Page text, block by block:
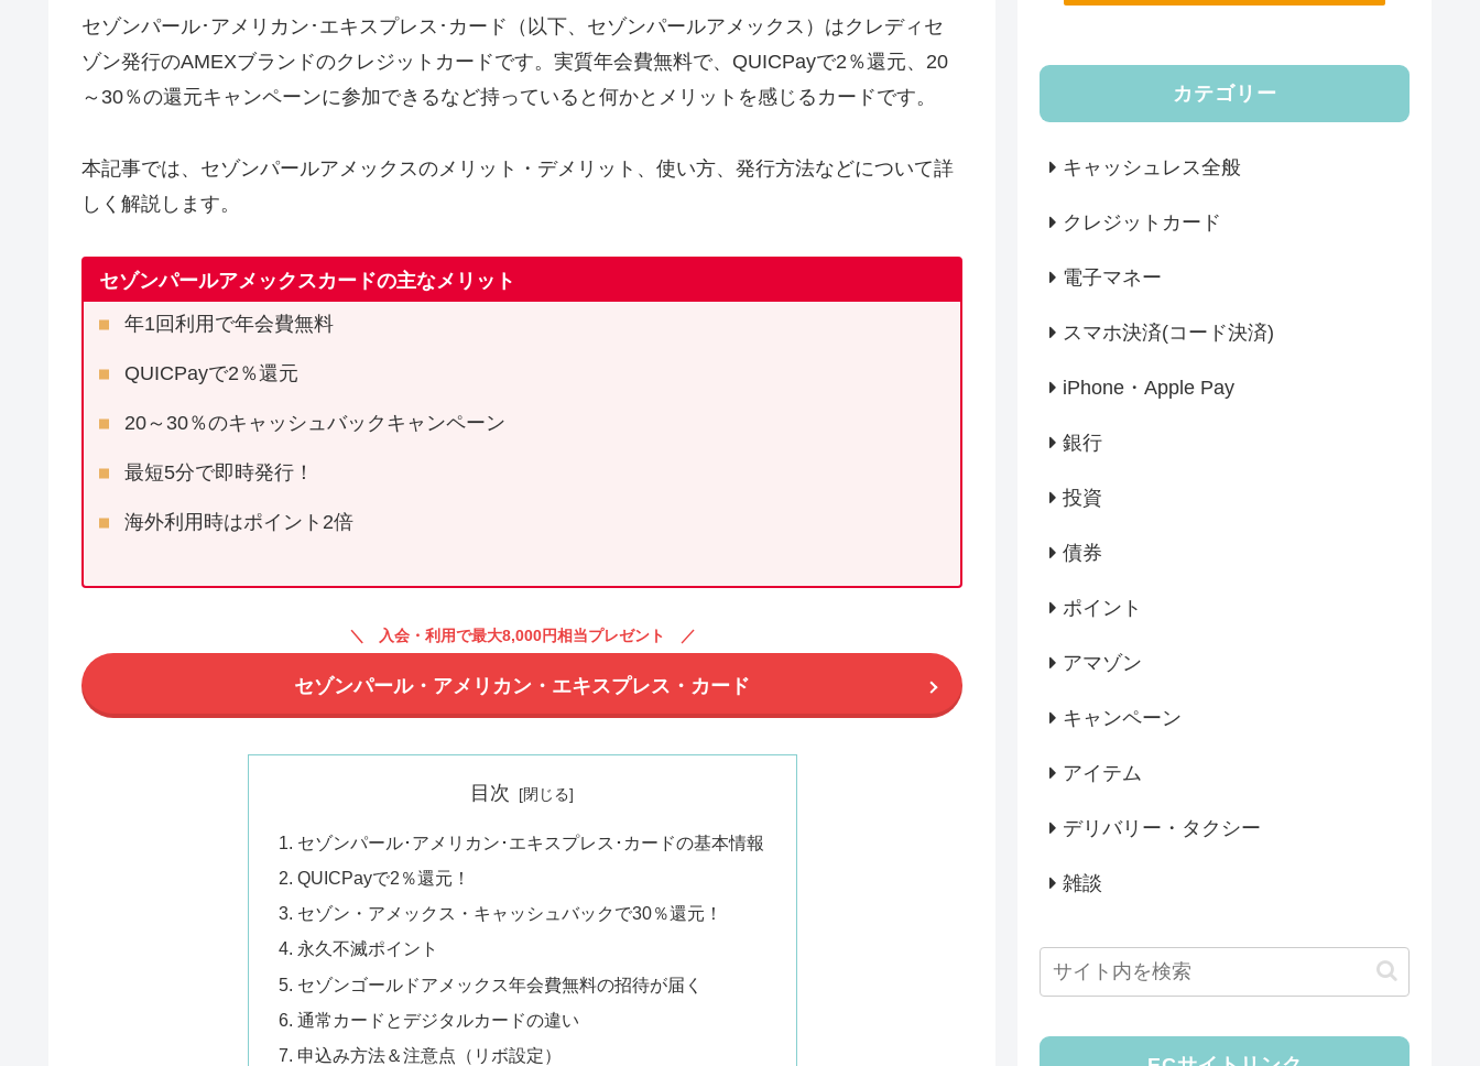
セゾンパール･アメリカン･エキスプレス･カード（以下、セゾンパールアメックス）はクレディセ
ゾン発行のAMEXブランドのクレジットカードです。実質年会費無料で、QUICPayで2％還元、20
～30％の還元キャンペーンに参加できるなど持っていると何かとメリットを感じるカードです。
本記事では、セゾンパールアメックスのメリット・デメリット、使い方、発行方法などについて詳
しく解説します。
セゾンパールアメックスカードの主なメリット
年1回利用で年会費無料
QUICPayで2％還元
20～30％のキャッシュバックキャンペーン
最短5分で即時発行！
海外利用時はポイント2倍
入会・利用で最大8,000円相当プレゼント
セゾンパール・アメリカン・エキスプレス・カード
目次
セゾンパール･アメリカン･エキスプレス･カードの基本情報
QUICPayで2％還元！
セゾン・アメックス・キャッシュバックで30％還元！
永久不滅ポイント
セゾンゴールドアメックス年会費無料の招待が届く
通常カードとデジタルカードの違い
申込み方法＆注意点（リボ設定）
カテゴリー
キャッシュレス全般
クレジットカード
電子マネー
スマホ決済(コード決済)
iPhone・Apple Pay
銀行
投資
債券
ポイント
アマゾン
キャンペーン
アイテム
デリバリー・タクシー
雑談